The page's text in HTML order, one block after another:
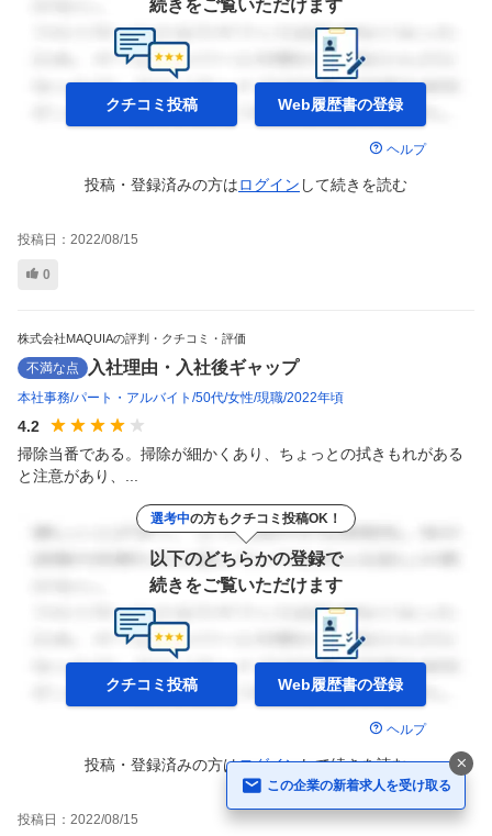
続きをご覧いただけます
クチコミ投稿 Web履歴書の登録
ヘルプ
投稿・登録済みの方はログイン して続きを読む
投稿日： 2022/08/15
0
株式会社MAQUIAの評判・クチコミ・評価
不満な点 入社理由・入社後ギャップ
本社事務 パート・アルバイト 50代 女性 現職 2022年頃
4.2
掃除当番である。掃除が細かくあり、ちょっとの拭きもれがある
と注意があり、...
選考中の方もクチコミ投稿OK！
以下のどちらかの登録で
続きをご覧いただけます
クチコミ投稿 Web履歴書の登録
ヘルプ
投稿・登録済みの方はログインして続きを読む
投稿日： 2022/08/15
この企業の新着求人を受け取る